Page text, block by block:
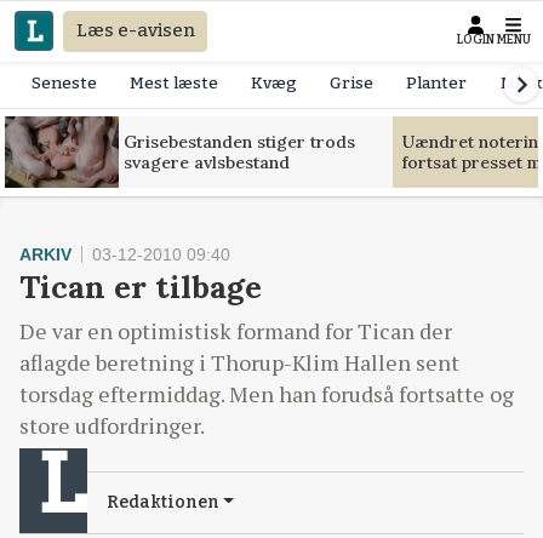
Læs e-avisen LOGIN MENU
Seneste Mest læste Kvæg Grise Planter
Grisebestanden stiger trods
svagere avlsbestand
Uændret
fortsat presset
ARKIV 03-12-2010 09:40
Tican er tilbage
De var en optimistisk formand for Tican der
aflagde beretning i Thorup-Klim Hallen sent
torsdag eftermiddag. Men han forudså fortsatte og
store udfordringer.
Redaktionen